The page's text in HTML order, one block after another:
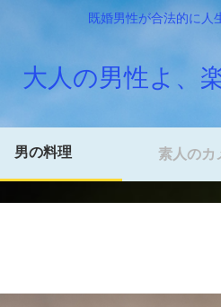
既婚男性が合法的に人
大人の男性よ、
男の料理 素人のカ